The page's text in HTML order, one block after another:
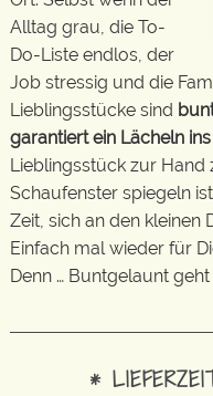
Alltag grau, die To-
Do-Liste endlos, der
Job stressig und die
Lieblingsstücke sind
garantiert ein Lächeln
Lieblingsstück zur Hand
Schaufenster spiegeln
Zeit, sich an den kleinen
Einfach mal wieder für
Denn … Buntgelaunt
*